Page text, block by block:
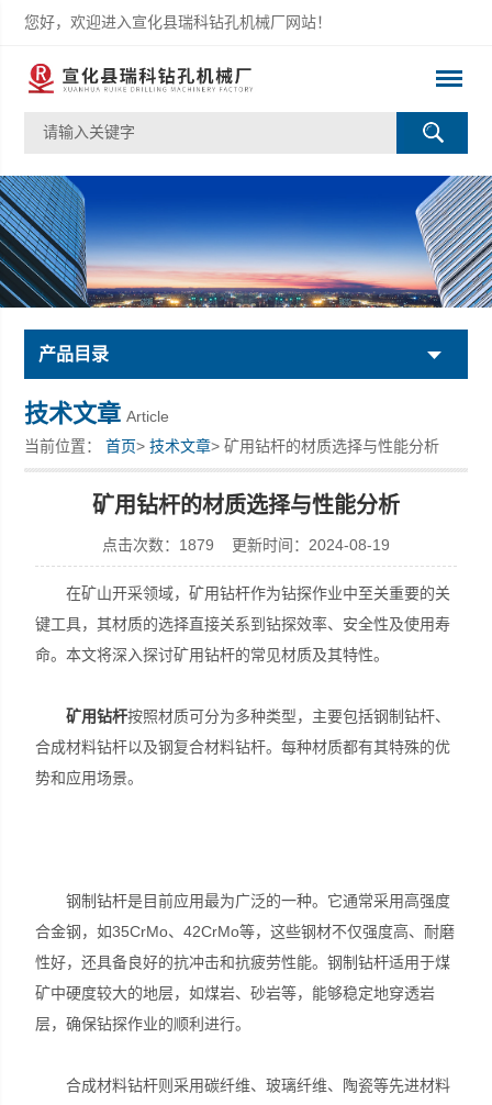
您好，欢迎进入宣化县瑞科钻孔机械厂网站！
宣化县瑞科钻孔机械厂
产品目录
技术文章 Article
当前位置：首页>技术文章> 矿用钻杆的材质选择与性能分析
矿用钻杆的材质选择与性能分析
点击次数：1879 更新时间：2024-08-19
在矿山开采领域，矿用钻杆作为钻探作业中至关重要的关
键工具，其材质的选择直接关系到钻探效率、安全性及使用寿
命。本文将深入探讨矿用钻杆的常见材质及其特性。
矿用钻杆按照材质可分为多种类型，主要包括钢制钻杆、
合成材料钻杆以及钢复合材料钻杆。每种材质都有其特殊的优
势和应用场景。
钢制钻杆是目前应用最为广泛的一种。它通常采用高强度
合金钢，如35CrMo、42CrMo等，这些钢材不仅强度高、耐磨
性好，还具备良好的抗冲击和抗疲劳性能。钢制钻杆适用于煤
矿中硬度较大的地层，如煤岩、砂岩等，能够稳定地穿透岩
层，确保钻探作业的顺利进行。
合成材料钻杆则采用碳纤维、玻璃纤维、陶瓷等先进材料